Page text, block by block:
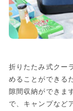
折りたたみ式クー
めることができる
隙間収納ができま
で、キャンプなど